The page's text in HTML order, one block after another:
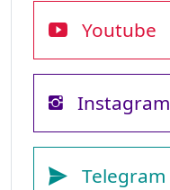
Youtube
Instagram
Telegram